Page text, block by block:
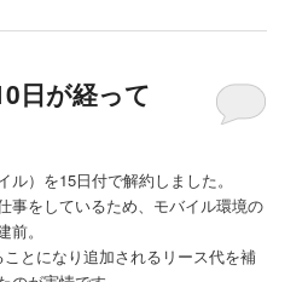
日が経って
）を15日付で解約しました。
事をしているため、モバイル環境の
。
とになり追加されるリース代を補